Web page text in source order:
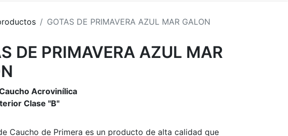
GOTAS DE PRIMAVERA AZUL MAR GALON
DE PRIMAVERA AZUL MAR
Acrovinílica
Clase "B"
Caucho de Primera es un producto de alta calidad que